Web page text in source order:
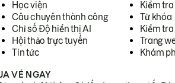
Học viện
Câu chuyên thành công
Chỉ số Độ hiển thị AI
Hội thảo trực tuyến
Tin tức
Kiểm
Từ khóa
Kiểm
Trang
Khám
VÉ NGAY